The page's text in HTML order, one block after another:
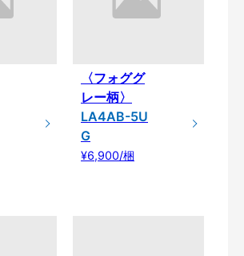
〈フォググ
レー柄〉
LA4AB-5U
G
¥6,900/梱